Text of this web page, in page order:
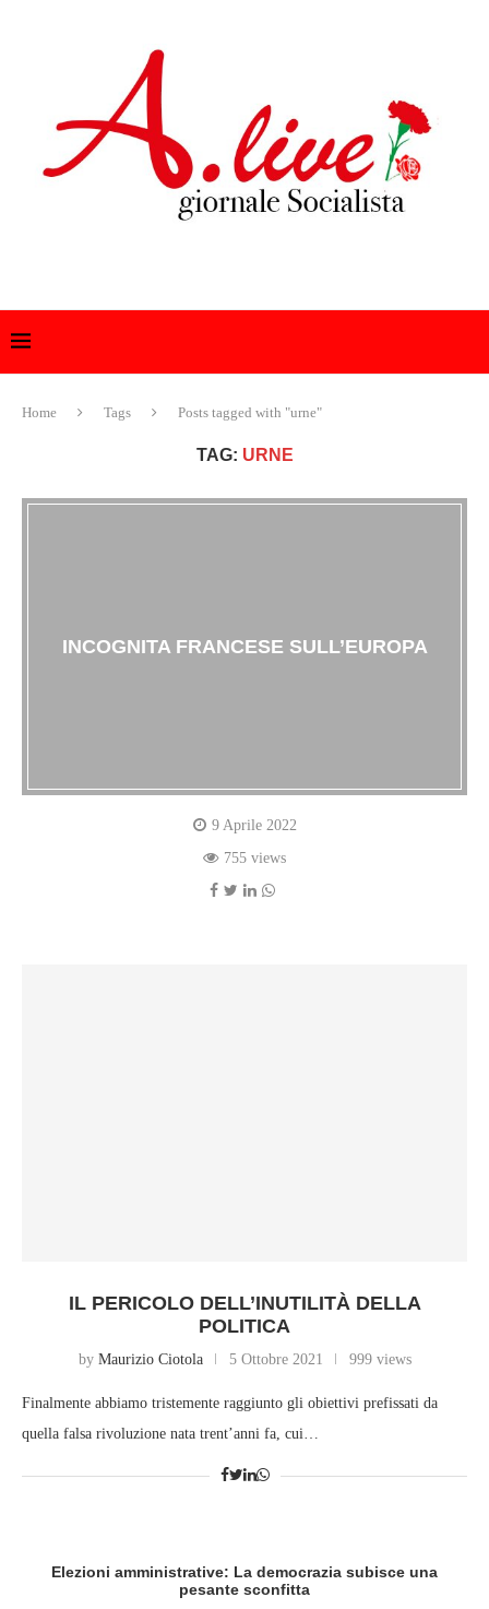
Home Tags Posts tagged with "urne"
TAG: URNE
INCOGNITA FRANCESE SULL’EUROPA
9 Aprile 2022
755 views
IL PERICOLO DELL’INUTILITÀ DELLA
POLITICA
by Maurizio Ciotola 5 Ottobre 2021 999 views
Finalmente abbiamo tristemente raggiunto gli obiettivi prefissati da
quella falsa rivoluzione nata trent’anni fa, cui…
Elezioni amministrative: La democrazia subisce una
pesante sconfitta